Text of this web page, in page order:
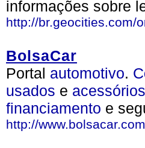
informações sobre
http://br.geocities.com/
BolsaCar
Portal automotivo.
usados e acessórios
financiamento e
http://